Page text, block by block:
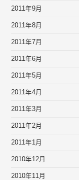
2011年9月
2011年8月
2011年7月
2011年6月
2011年5月
2011年4月
2011年3月
2011年2月
2011年1月
2010年12月
2010年11月